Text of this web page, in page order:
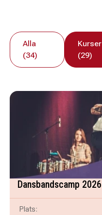
Alla
(34)
Kurser
(29)
Dansbandscamp 2026
Plats: